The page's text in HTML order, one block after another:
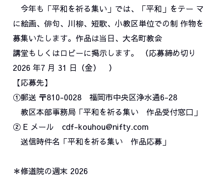
今年も「平和を祈る集い」では、「平和」をテー マ
に絵画、俳句、川柳、短歌、小教区単位での制 作物を
募集いたします。作品は当日、大名町教会
講堂もしくはロビーに掲示します。 （応募締め切り
2026 年7 月 31 日（金） ）
【応募先】
①郵送 〒810-0028 福岡市中央区浄水通6-28
教区本部事務局「平和を祈る集い 作品受付窓口」
② E メール cdf-kouhou@nifty.com
送信時件名「平和を祈る集い 作品応募」
＊修道院の週末 2026